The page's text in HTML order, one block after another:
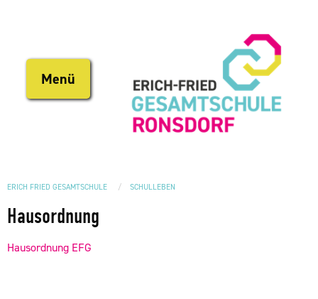
Inhalt
Menü
ERICH FRIED GESAMTSCHULE SCHULLEBEN
Hausordnung
Hausordnung EFG